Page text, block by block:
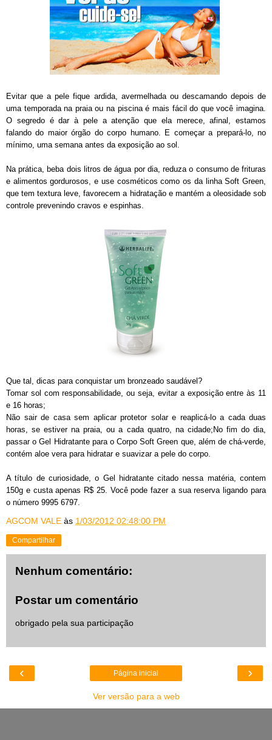
Evitar que a pele fique ardida, avermelhada ou descamando depois de
uma temporada na praia ou na piscina é mais fácil do que você imagina.
O segredo é dar à pele a atenção que ela merece, afinal, estamos
falando do maior órgão do corpo humano. E começar a prepará-lo, no
mínimo, uma semana antes da exposição ao sol.
Na prática, beba dois litros de água por dia, reduza o consumo de frituras
e alimentos gordurosos, e use cosméticos como os da linha Soft Green,
que tem textura leve, favorecem a hidratação e mantém a oleosidade sob
controle prevenindo cravos e espinhas.
Que tal, dicas para conquistar um bronzeado saudável?
Tomar sol com responsabilidade, ou seja, evitar a exposição entre às 11
e 16 horas;
Não sair de casa sem aplicar protetor solar e reaplicá-lo a cada duas
horas, se estiver na praia, ou a cada quatro, na cidade;No fim do dia,
passar o Gel Hidratante para o Corpo Soft Green que, além de chá-verde,
contém aloe vera para hidratar e suavizar a pele do corpo.
A título de curiosidade, o Gel hidratante citado nessa matéria, contem
150g e custa apenas R$ 25. Você pode fazer a sua reserva ligando para
o número 9995 6797.
AGCOM VALE às 1/03/2012 02:48:00 PM
Compartilhar
Nenhum comentário:
Postar um comentário
obrigado pela sua participação
‹ ›
Página inicial
Ver versão para a web